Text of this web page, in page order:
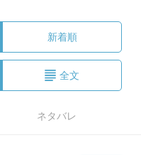
新着順
全文
ネタバレ